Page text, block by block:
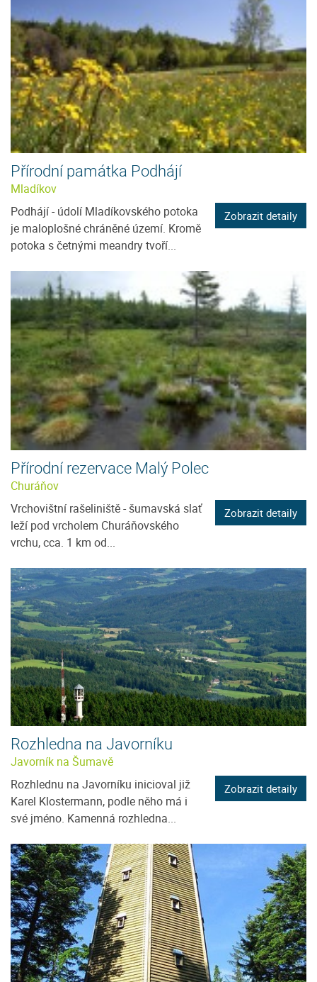
Přírodní památka Podhájí
Mladíkov
Podhájí - údolí Mladíkovského potoka
je maloplošné chráněné území. Kromě
potoka s četnými meandry tvoří...
Zobrazit detaily
Přírodní rezervace Malý Polec
Churáňov
Vrchovištní rašeliniště - šumavská slať
leží pod vrcholem Churáňovského
vrchu, cca. 1 km od...
Zobrazit detaily
Rozhledna na Javorníku
Javorník na Šumavě
Rozhlednu na Javorníku inicioval již
Karel Klostermann, podle něho má i
své jméno. Kamenná rozhledna...
Zobrazit detaily